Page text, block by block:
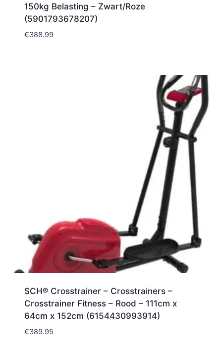
150kg Belasting – Zwart/Roze
(5901793678207)
€388.99
SCH® Crosstrainer – Crosstrainers –
Crosstrainer Fitness – Rood – 111cm x
64cm x 152cm (6154430993914)
€389.95